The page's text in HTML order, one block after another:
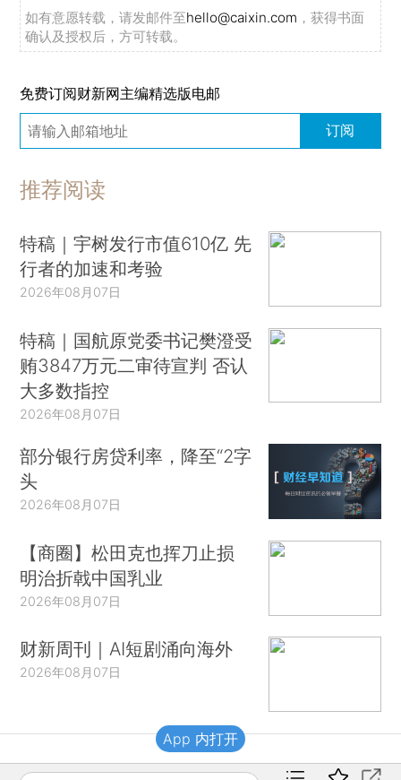
如有意愿转载，请发邮件至hello@caixin.com ，获得书面
确认及授权后，方可转载。
免费订阅财新网主编精选版电邮
订阅
推荐阅读
特稿｜宇树发行市值610亿 先
行者的加速和考验
2026年08月07日
特稿｜国航原党委书记樊澄受
贿3847万元二审待宣判 否认
大多数指控
2026年08月07日
部分银行房贷利率，降至“2字
头
2026年08月07日
【商圈】松田克也挥刀止损
明治折戟中国乳业
2026年08月07日
财新周刊｜AI短剧涌向海外
2026年08月07日
财新移动
App 内打开